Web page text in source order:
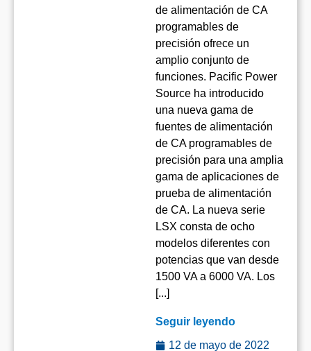
de alimentación de CA
programables de
precisión ofrece un
amplio conjunto de
funciones. Pacific Power
Source ha introducido
una nueva gama de
fuentes de alimentación
de CA programables de
precisión para una amplia
gama de aplicaciones de
prueba de alimentación
de CA. La nueva serie
LSX consta de ocho
modelos diferentes con
potencias que van desde
1500 VA a 6000 VA. Los
[...]
Seguir leyendo
12 de mayo de 2022